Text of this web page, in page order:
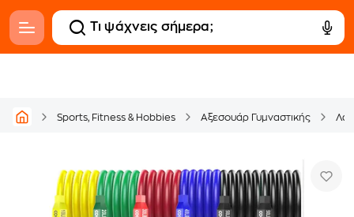
Sports, Fitness & Hobbies Αξεσουάρ Γυμναστικής